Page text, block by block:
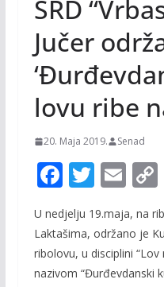
SRD
Jučer
lovu ribe
20. Maja 2019. Senad
F
ac
e
b
o
T
itt
er
E
ai
l
C
U nedjelju 19.maja, na
Laktašima, održano je
ribolovu, u disciplini
nazivom “Đurđevdanski